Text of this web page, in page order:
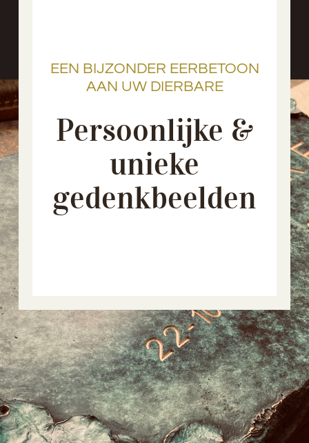
EEN BIJZONDER EERBETOON
AAN UW DIERBARE
Persoonlijke &
unieke
gedenkbeelden